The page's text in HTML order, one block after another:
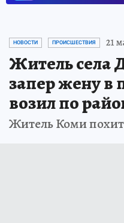
НОВОСТИ ПРОИСШЕСТВИЯ 21
Житель села
запер жену в
возил по
Житель Коми